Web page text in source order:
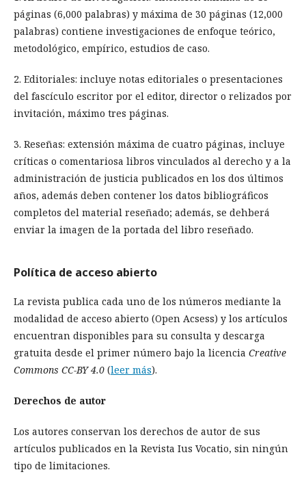
páginas (6,000 palabras) y máxima de 30 páginas (12,000
palabras) contiene investigaciones de enfoque teórico,
metodológico, empírico, estudios de caso.
2. Editoriales: incluye notas editoriales o presentaciones
del fascículo escritor por el editor, director o relizados por
invitación, máximo tres páginas.
3. Reseñas: extensión máxima de cuatro páginas, incluye
críticas o comentariosa libros vinculados al derecho y a la
administración de justicia publicados en los dos últimos
años, además deben contener los datos bibliográficos
completos del material reseñado; además, se dehberá
enviar la imagen de la portada del libro reseñado.
Política de acceso abierto
La revista publica cada uno de los números mediante la
modalidad de acceso abierto (Open Acsess) y los artículos
encuentran disponibles para su consulta y descarga
gratuita desde el primer número bajo la licencia Creative
Commons CC-BY 4.0 (leer más).
Derechos de autor
Los autores conservan los derechos de autor de sus
artículos publicados en la Revista Ius Vocatio, sin ningún
tipo de limitaciones.